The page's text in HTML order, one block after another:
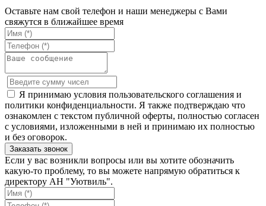
Оставьте нам свой телефон и наши менеджеры с Вами
свяжутся в ближайшее время
Я принимаю условия пользовательского соглашения и
политики конфиденциальности. Я также подтверждаю что
ознакомлен с текстом публичной оферты, полностью согласен
с условиями, изложенными в ней и принимаю их полностью
и без оговорок.
Если у вас возникли вопросы или вы хотите обозначить
какую-то проблему, то вы можете напрямую обратиться к
директору АН "Уютвиль".